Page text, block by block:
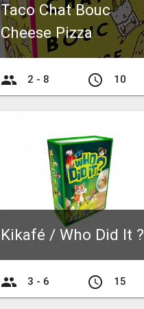
Taco Chat Bouc
Cheese Pizza
group 2 - 8 access_time 10
Kikafé / Who Did It ?
group 3 - 6 access_time 15